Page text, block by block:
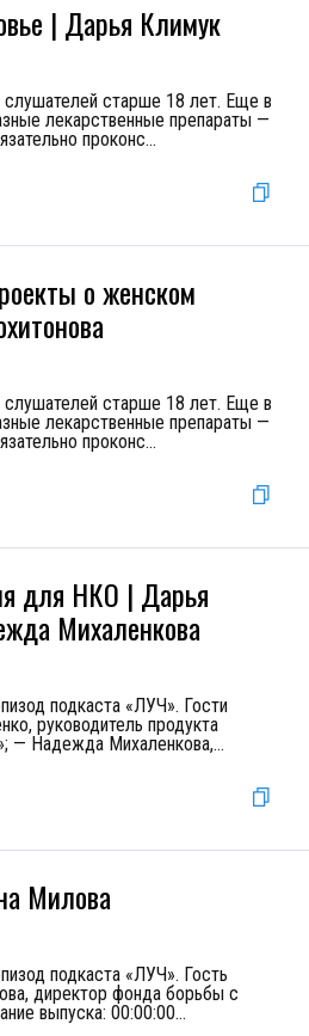
| Дарья Климук
слушателей старше 18 лет. Еще в
лекарственные препараты —
проконс...
о женском
слушателей старше 18 лет. Еще в
лекарственные препараты —
проконс...
для НКО | Дарья
Михаленкова
подкаста «ЛУЧ». Гости
руководитель продукта
— Надежда Михаленкова,...
Милова
подкаста «ЛУЧ». Гость
директор фонда борьбы с
выпуска: 00:00:00...